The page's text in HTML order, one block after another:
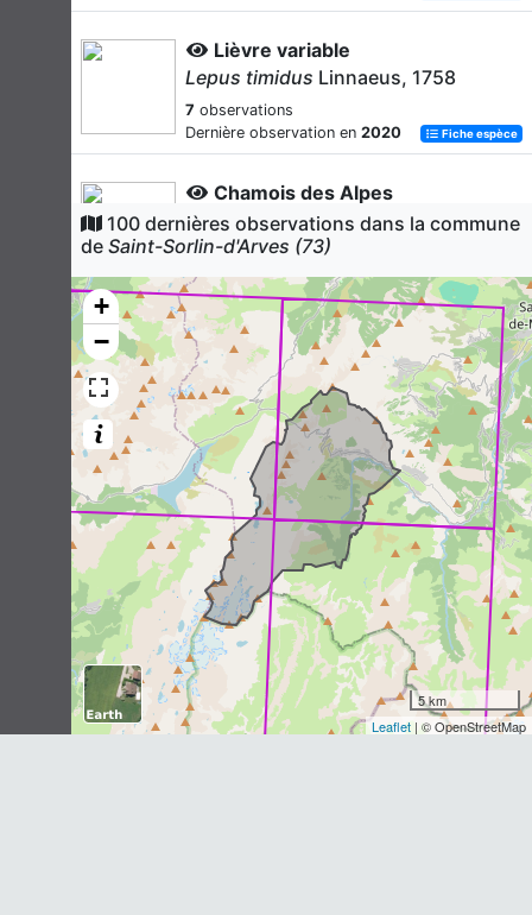
Lièvre variable
Lepus timidus Linnaeus, 1758
7 observations
Dernière observation en 2020 Fiche espèce
Chamois des Alpes
Rupicapra rupicapra(Linnaeus,
1758)
4observations
Dernière observation en2021 Fiche espèce
Pipistrelle commune
Pipistrellus pipistrellus(Schreber,
1774)
2observations
Dernière observation en2014 Fiche espèce
Pipistrelle de Nathusius
Pipistrellus nathusii
(Keyserling &
Blasius, 1839)
2observations
Dernière observation en
2014 Fiche espèce
Vespère de Savi
Hypsugo savii
(Bonaparte, 1837)
100 dernières observations dans la commune
de Saint-Sorlin-d'Arves (73)
+
−
5 km
Leaflet | © OpenStreetMap